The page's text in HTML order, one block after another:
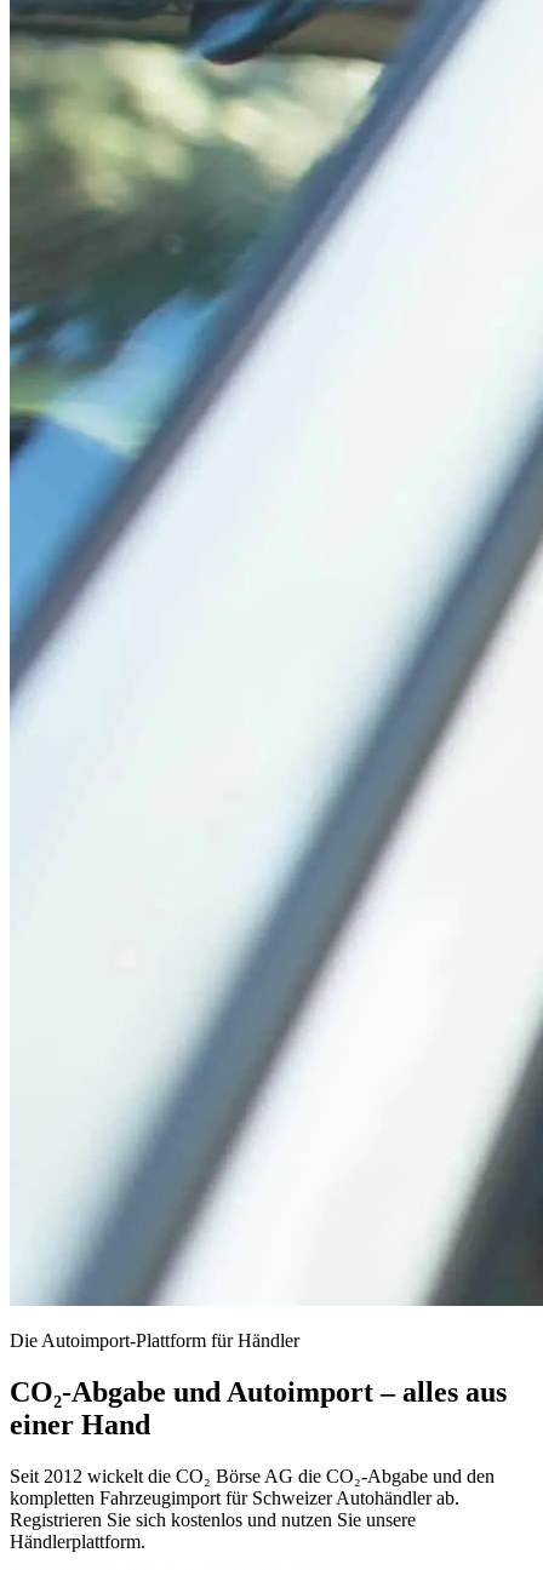
Die Autoimport-Plattform für Händler
CO₂-Abgabe und Autoimport – alles aus
einer Hand
Seit 2012 wickelt die CO₂ Börse AG die CO₂-Abgabe und den
kompletten Fahrzeugimport für Schweizer Autohändler ab.
Registrieren Sie sich kostenlos und nutzen Sie unsere
Händlerplattform.